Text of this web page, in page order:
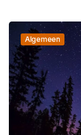
Algemeen